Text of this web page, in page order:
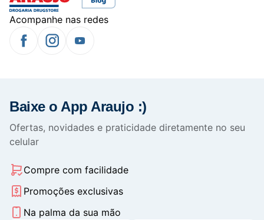
Acompanhe nas redes
Baixe o App Araujo :)
Ofertas, novidades e praticidade diretamente no seu
celular
Compre com facilidade
Promoções exclusivas
Na palma da sua mão